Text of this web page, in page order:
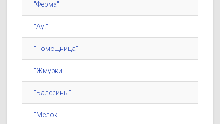
"Ферма"
"Ау!"
"Помощница"
"Жмурки"
"Балерины"
"Мелок"